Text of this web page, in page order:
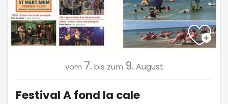
vom 7. bis zum 9. August
Festival A fond la cale